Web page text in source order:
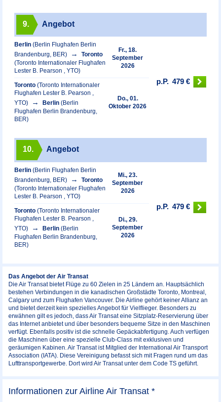
9. Angebot
Berlin (Berlin Flughafen Berlin
Brandenburg, BER)
Toronto
(Toronto Internationaler Flughafen
Lester B. Pearson , YTO)
Fr., 18.
September
2026
Toronto (Toronto Internationaler
Flughafen Lester B. Pearson ,
YTO)
Berlin (Berlin
Flughafen Berlin Brandenburg,
BER)
Do., 01.
Oktober 2026
p.P. 479 €
10. Angebot
Berlin (Berlin Flughafen Berlin
Brandenburg, BER)
Toronto
(Toronto Internationaler Flughafen
Lester B. Pearson , YTO)
Mi., 23.
September
2026
Toronto (Toronto Internationaler
Flughafen Lester B. Pearson ,
YTO)
Berlin (Berlin
Flughafen Berlin Brandenburg,
BER)
Di., 29.
September
2026
p.P. 479 €
Das Angebot der Air Transat
Die Air Transat bietet Flüge zu 60 Zielen in 25 Ländern an. Hauptsächlich
bestehen Verbindungen in die kanadischen Großstädte Toronto, Montreal,
Calgary und zum Flughafen Vancouver. Die Airline gehört keiner Allianz an
und bietet derzeit kein spezielles Angebot für Vielflieger. Besonders zu
erwähnen gilt es jedoch, dass Air Transat eine Sitzplatz-Reservierung über
das Internet anbietet und über besonders bequeme Sitze in den Maschinen
verfügt. Ebenfalls positiv ist die schnelle Gepäckabfertigung. Auch verfügen
die Maschinen über eine spezielle Club-Class mit exklusiven und
geräumigen Kabinen. Air Transat ist Mitglied der International Air Transport
Association (IATA). Diese Vereinigung befasst sich mit Fragen rund um das
Lufttransportgewerbe. Dort wird Air Transat unter dem Code TS geführt.
Informationen zur Airline Air Transat *